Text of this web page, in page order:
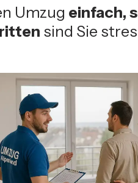
Umzug einfach,
sind Sie